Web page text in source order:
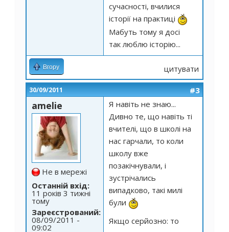
сучасності, вчилися
історії на практиці
Мабуть тому я досі
так люблю історію...
Вгору цитувати
30/09/2011 #3
amelie
Не в мережі
Останній вхід:
11 років 3 тижні
тому
Зареєстрований:
08/09/2011 -
09:02
Я навіть не знаю...
Дивно те, що навіть ті
вчителі, що в школі на
нас гарчали, то коли
школу вже
позакічнували, і
зустрічались
випадково, такі милі
були
Якщо серйозно: то